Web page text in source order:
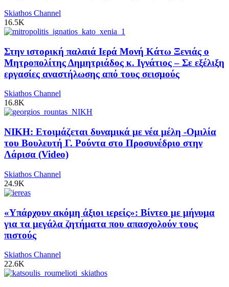
Skiathos Channel
16.5K
Στην ιστορική παλαιά Ιερά Μονή Κάτω Ξενιάς ο
Μητροπολίτης Δημητριάδος κ. Ιγνάτιος – Σε εξέλιξη
εργασίες αναστήλωσης από τους σεισμούς
Skiathos Channel
16.8K
ΝΙΚΗ: Ετοιμάζεται δυναμικά με νέα μέλη -Ομιλία
του Βουλευτή Γ. Ρούντα στο Προσυνέδριο στην
Λάρισα (Video)
Skiathos Channel
24.9K
«Υπάρχουν ακόμη άξιοι ιερείς»: Βίντεο με μήνυμα
για τα μεγάλα ζητήματα που απασχολούν τους
πιστούς
Skiathos Channel
22.6K